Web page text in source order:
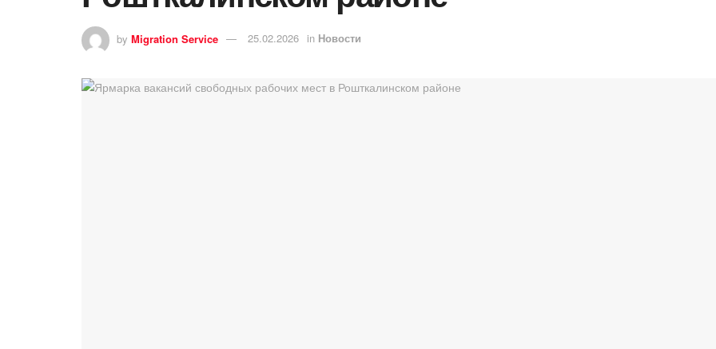
by Migration Service 25.02.2026 in Новости